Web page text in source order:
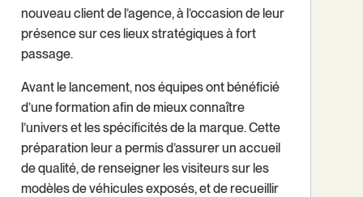
nouveau client de l’agence, à l’occasion de leur
présence sur ces lieux stratégiques à fort
passage.
Avant le lancement, nos équipes ont bénéficié
d’une formation afin de mieux connaître
l’univers et les spécificités de la marque. Cette
préparation leur a permis d’assurer un accueil
de qualité, de renseigner les visiteurs sur les
modèles de véhicules exposés, et de recueillir